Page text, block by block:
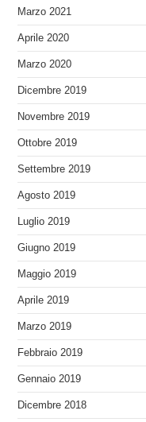
Marzo 2021
Aprile 2020
Marzo 2020
Dicembre 2019
Novembre 2019
Ottobre 2019
Settembre 2019
Agosto 2019
Luglio 2019
Giugno 2019
Maggio 2019
Aprile 2019
Marzo 2019
Febbraio 2019
Gennaio 2019
Dicembre 2018